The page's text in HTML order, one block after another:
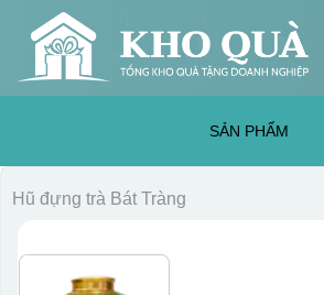
content
SẢN PHẨM
Hũ đựng trà Bát Tràng